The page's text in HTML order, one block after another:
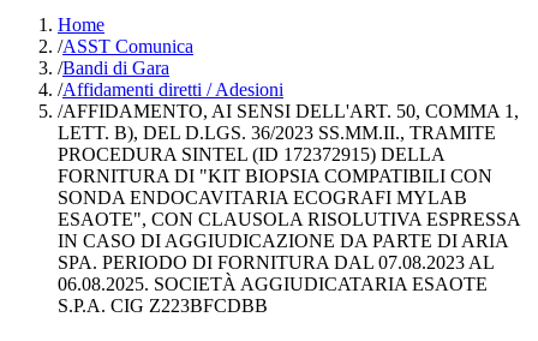
Home
/ASST Comunica
/Bandi di Gara
/Affidamenti diretti / Adesioni
/AFFIDAMENTO, AI SENSI DELL'ART. 50, COMMA 1,
LETT. B), DEL D.LGS. 36/2023 SS.MM.II., TRAMITE
PROCEDURA SINTEL (ID 172372915) DELLA
FORNITURA DI "KIT BIOPSIA COMPATIBILI CON
SONDA ENDOCAVITARIA ECOGRAFI MYLAB
ESAOTE", CON CLAUSOLA RISOLUTIVA ESPRESSA
IN CASO DI AGGIUDICAZIONE DA PARTE DI ARIA
SPA. PERIODO DI FORNITURA DAL 07.08.2023 AL
06.08.2025. SOCIETÀ AGGIUDICATARIA ESAOTE
S.P.A. CIG Z223BFCDBB